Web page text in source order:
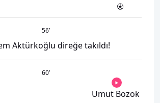
56’
Aktürkoğlu direğe takıldı!
60’
Umut Bozok